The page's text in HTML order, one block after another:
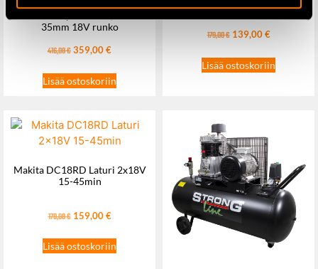
35mm 18V runko
416,00€359,00€
Lisää ostoskoriin
179,00€ 139,00€
Lisää ostoskoriin
Makita DC18RD Laturi 2x18V
15-45min
170,00€ 159,00€
Lisää ostoskoriin